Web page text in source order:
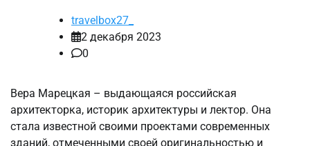
travelbox27_
2 декабря 2023
0
Вера Марецкая – выдающаяся российская
архитекторка, историк архитектуры и лектор. Она
стала известной своими проектами современных
зданий, отмеченными своей оригинальностью и